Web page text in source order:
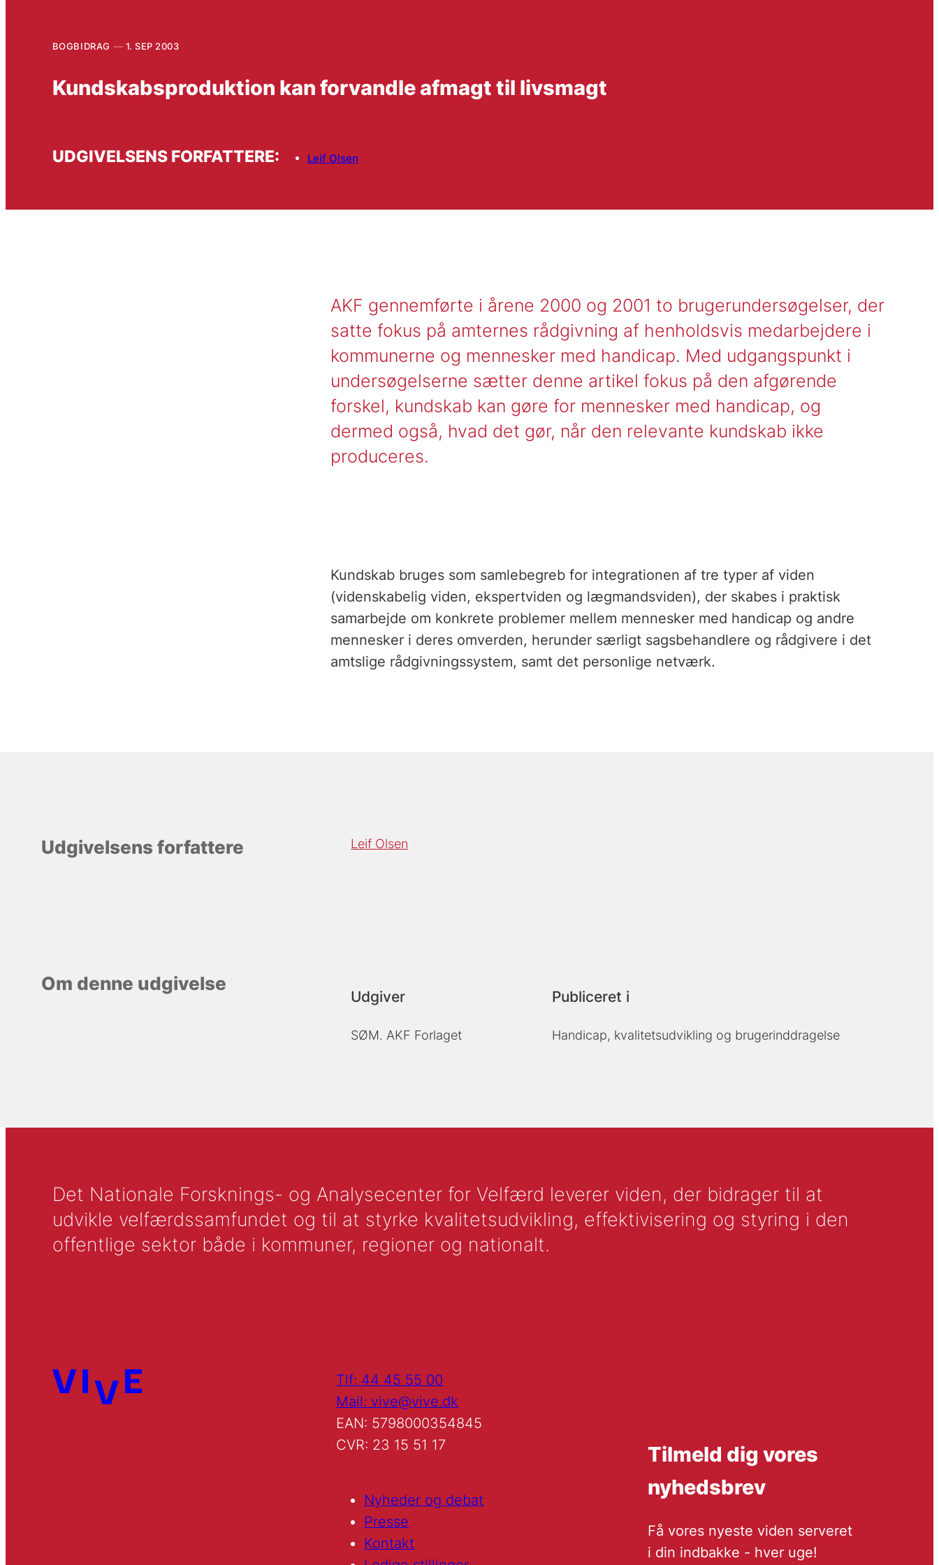
BOGBIDRAG 1. SEP 2003
Kundskabsproduktion kan forvandle afmagt til livsmagt
UDGIVELSENS FORFATTERE: Leif Olsen
AKF gennemførte i årene 2000 og 2001 to brugerundersøgelser, der
satte fokus på amternes rådgivning af henholdsvis medarbejdere i
kommunerne og mennesker med handicap. Med udgangspunkt i
undersøgelserne sætter denne artikel fokus på den afgørende
forskel, kundskab kan gøre for mennesker med handicap, og
dermed også, hvad det gør, når den relevante kundskab ikke
produceres.
Kundskab bruges som samlebegreb for integrationen af tre typer af viden
(videnskabelig viden, ekspertviden og lægmandsviden), der skabes i praktisk
samarbejde om konkrete problemer mellem mennesker med handicap og andre
mennesker i deres omverden, herunder særligt sagsbehandlere og rådgivere i det
amtslige rådgivningssystem, samt det personlige netværk.
Udgivelsens forfattere Leif Olsen
Om denne udgivelse
Udgiver
SØM. AKF Forlaget
Publiceret i
Handicap, kvalitetsudvikling og brugerinddragelse
Det Nationale Forsknings- og Analysecenter for Velfærd leverer viden, der bidrager til at
udvikle velfærdssamfundet og til at styrke kvalitetsudvikling, effektivisering og styring i den
offentlige sektor både i kommuner, regioner og nationalt.
Tlf: 44 45 55 00
Mail: vive@vive.dk
EAN: 5798000354845
CVR: 23 15 51 17
Nyheder og debat
Presse
Kontakt
Tilmeld dig vores
nyhedsbrev
Få vores nyeste viden serveret
i din indbakke - hver uge!